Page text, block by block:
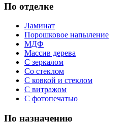
По отделке
Ламинат
Порошковое напыление
МДФ
Массив дерева
С зеркалом
Со стеклом
С ковкой и стеклом
С витражом
С фотопечатью
По назначению